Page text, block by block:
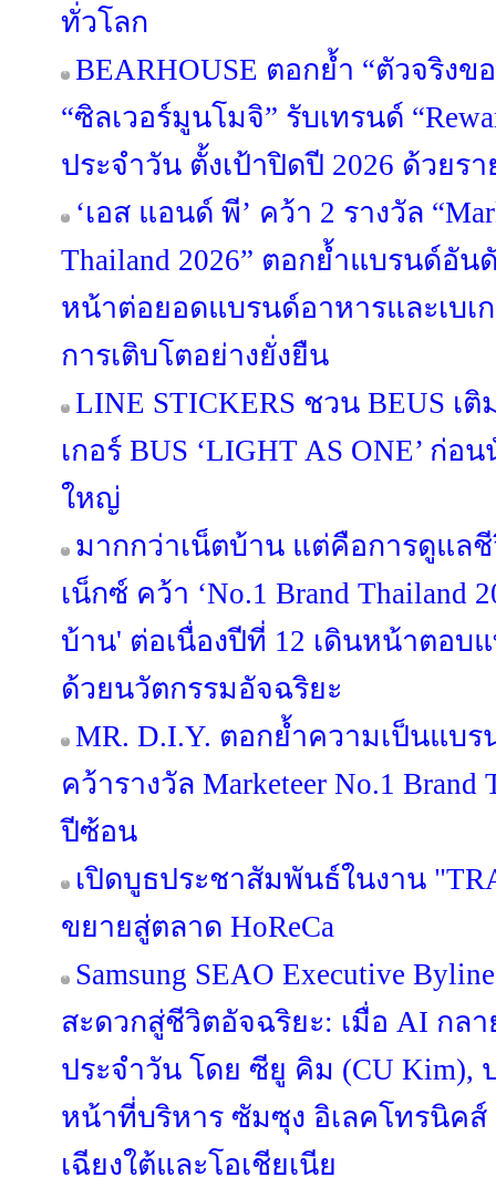
ทั่วโลก
BEARHOUSE ตอกย้ำ “ตัวจริง
“ซิลเวอร์มูนโมจิ” รับเทรนด์
ประจำวัน ตั้งเป้าปิดปี 2026 ด้วยร
‘เอส แอนด์ พี’ คว้า 2 รางวัล
Thailand 2026” ตอกย้ำแบรนด์อั
หน้าต่อยอดแบรนด์อาหารและเบเ
การเติบโตอย่างยั่งยืน
LINE STICKERS ชวน BEUS
เกอร์ BUS ‘LIGHT AS ONE’ ก่
ใหญ่
มากกว่าเน็ตบ้าน แต่คือการดูแล
เน็กซ์ คว้า ‘No.1 Brand Thailand
บ้าน' ต่อเนื่องปีที่ 12 เดินหน้าตอบ
ด้วยนวัตกรรมอัจฉริยะ
MR. D.I.Y. ตอกย้ำความเป็นแบ
คว้ารางวัล Marketeer No.1 Brand
ปีซ้อน
เปิดบูธประชาสัมพันธ์ในงาน
ขยายสู่ตลาด HoReCa
Samsung SEAO Executive
สะดวกสู่ชีวิตอัจฉริยะ: เมื่อ AI กล
ประจำวัน โดย ซียู คิม (CU Kim),
หน้าที่บริหาร ซัมซุง อิเลคโทรนิค
เฉียงใต้และโอเชียเนีย